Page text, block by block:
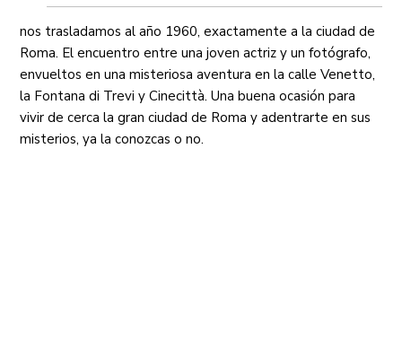
nos trasladamos al año 1960, exactamente a la ciudad de
Roma. El encuentro entre una joven actriz y un fotógrafo,
envueltos en una misteriosa aventura en la calle Venetto,
la Fontana di Trevi y Cinecittà. Una buena ocasión para
vivir de cerca la gran ciudad de Roma y adentrarte en sus
misterios, ya la conozcas o no.